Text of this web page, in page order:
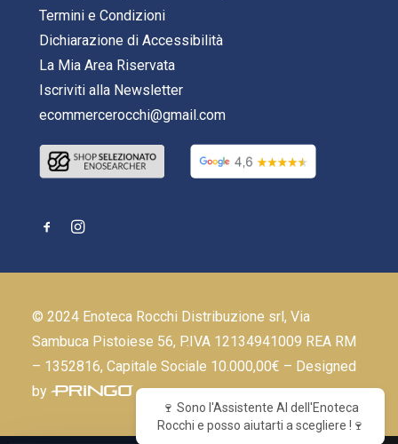
Termini e Condizioni
Dichiarazione di Accessibilità
La Mia Area Riservata
Iscriviti alla Newsletter
ecommercerocchi@gmail.com
© 2024 Enoteca Rocchi Distribuzione srl, Via
Sambuca Pistoiese 56, P.IVA 12134941009 REA RM
– 1352816, Capitale Sociale 10.000,00€ – Designed
by
🍷 Sono l'Assistente AI dell'Enoteca
Rocchi e posso aiutarti a scegliere !🍷